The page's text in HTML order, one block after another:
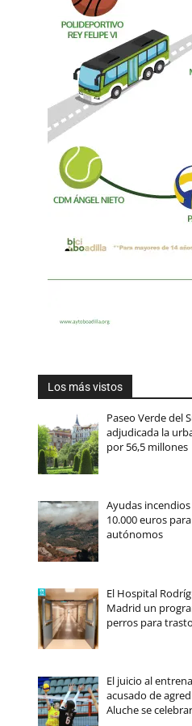
Los más vistos
Paseo Verde del
adjudicada la
por 56,5 millones
Ayudas
10.000 euros
autónomos
El Hospital
Madrid un
perros para
El juicio al
acusado de
Aluche se